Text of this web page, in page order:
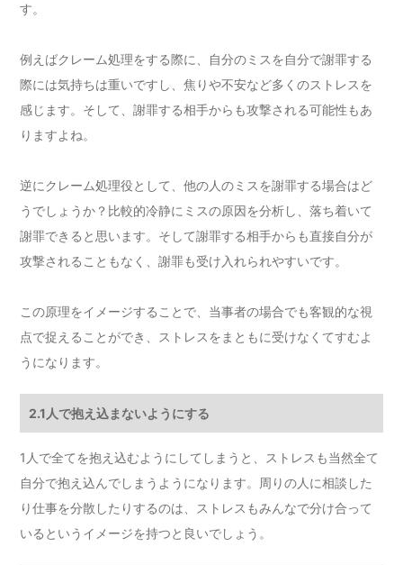
す。
例えばクレーム処理をする際に、自分のミスを自分で謝罪する
際には気持ちは重いですし、焦りや不安など多くのストレスを
感じます。そして、謝罪する相手からも攻撃される可能性もあ
りますよね。
逆にクレーム処理役として、他の人のミスを謝罪する場合はど
うでしょうか？比較的冷静にミスの原因を分析し、落ち着いて
謝罪できると思います。そして謝罪する相手からも直接自分が
攻撃されることもなく、謝罪も受け入れられやすいです。
この原理をイメージすることで、当事者の場合でも客観的な視
点で捉えることができ、ストレスをまともに受けなくてすむよ
うになります。
2.1人で抱え込まないようにする
1人で全てを抱え込むようにしてしまうと、ストレスも当然全て
自分で抱え込んでしまうようになります。周りの人に相談した
り仕事を分散したりするのは、ストレスもみんなで分け合って
いるというイメージを持つと良いでしょう。